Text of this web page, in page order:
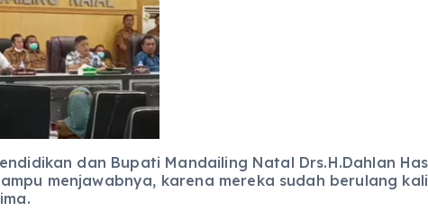
dan Bupati Mandailing Natal Drs.H.Dahlan
menjawabnya, karena mereka sudah berulang